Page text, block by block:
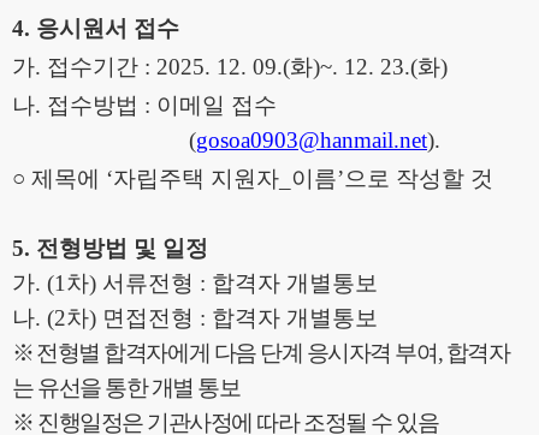
4. 응시원서 접수
가. 접수기간 : 2025. 12. 09.(화)~. 12. 23.(화)
나. 접수방법 : 이메일 접수
(gosoa0903@hanmail.net).
○ 제목에 ‘자립주택 지원자 이름’으로 작성할 것
5. 전형방법 및 일정
가. (1 차) 서류전형 : 합격자 개별통보
나. (2차) 면접전형 : 합격자 개별통보
※전형별 합격자에게 다음 단계 응시자격 부여,합격자
는 유선을 통한 개별 통보
※ 진행일정은 기관사정에 따라 조정될 수 있음